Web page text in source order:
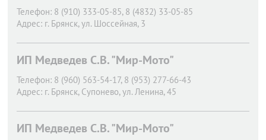
Телефон: 8 (910) 333-05-85, 8 (4832) 33-05-85
Адрес: г. Брянск, ул. Шоссейная, 3
ИП Медведев С.В. "Мир-Мото"
Телефон: 8 (960) 563-54-17, 8 (953) 277-66-43
Адрес: г. Брянск, Супонево, ул. Ленина, 45
ИП Медведев С.В. "Мир-Мото"